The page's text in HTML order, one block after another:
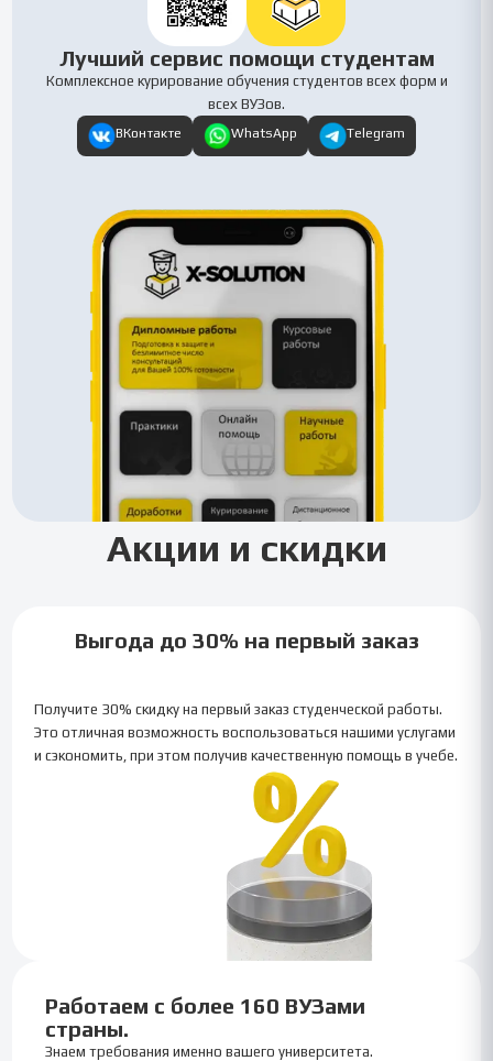
Лучший сервис помощи студентам
Комплексное курирование обучения студентов всех форм и
всех ВУЗов.
ВКонтакте WhatsApp Telegram
Акции и скидки
Выгода до 30% на первый заказ
Получите 30% скидку на первый заказ студенческой работы.
Это отличная возможность воспользоваться нашими услугами
и сэкономить, при этом получив качественную помощь в учебе.
Работаем с более 160 ВУЗами
страны.
Знаем требования именно вашего университета.